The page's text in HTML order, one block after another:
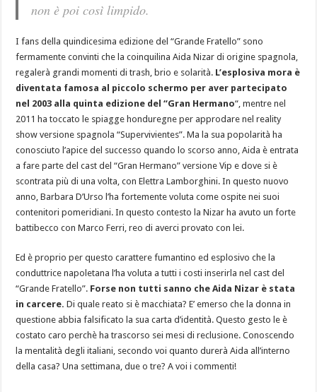
non è poi così limpido.
I fans della quindicesima edizione del “Grande Fratello” sono
fermamente convinti che la coinquilina Aida Nizar di origine spagnola,
regalerà grandi momenti di trash, brio e solarità. L’esplosiva mora è
diventata famosa al piccolo schermo per aver partecipato
nel 2003 alla quinta edizione del “Gran Hermano“, mentre nel
2011 ha toccato le spiagge honduregne per approdare nel reality
show versione spagnola “Supervivientes”. Ma la sua popolarità ha
conosciuto l’apice del successo quando lo scorso anno, Aida è entrata
a fare parte del cast del “Gran Hermano” versione Vip e dove si è
scontrata più di una volta, con Elettra Lamborghini. In questo nuovo
anno, Barbara D’Urso l’ha fortemente voluta come ospite nei suoi
contenitori pomeridiani. In questo contesto la Nizar ha avuto un forte
battibecco con Marco Ferri, reo di averci provato con lei.
Ed è proprio per questo carattere fumantino ed esplosivo che la
conduttrice napoletana l’ha voluta a tutti i costi inserirla nel cast del
“Grande Fratello”. Forse non tutti sanno che Aida Nizar è stata
in carcere. Di quale reato si è macchiata? E’ emerso che la donna in
questione abbia falsificato la sua carta d’identità. Questo gesto le è
costato caro perchè ha trascorso sei mesi di reclusione. Conoscendo
la mentalità degli italiani, secondo voi quanto durerà Aida all’interno
della casa? Una settimana, due o tre? A voi i commenti!